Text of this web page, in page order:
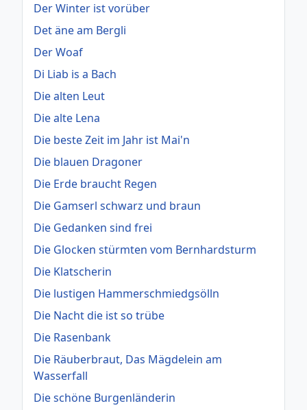
Der Winter ist vorüber
Det äne am Bergli
Der Woaf
Di Liab is a Bach
Die alten Leut
Die alte Lena
Die beste Zeit im Jahr ist Mai'n
Die blauen Dragoner
Die Erde braucht Regen
Die Gamserl schwarz und braun
Die Gedanken sind frei
Die Glocken stürmten vom Bernhardsturm
Die Klatscherin
Die lustigen Hammerschmiedgsölln
Die Nacht die ist so trübe
Die Rasenbank
Die Räuberbraut, Das Mägdelein am
Wasserfall
Die schöne Burgenländerin